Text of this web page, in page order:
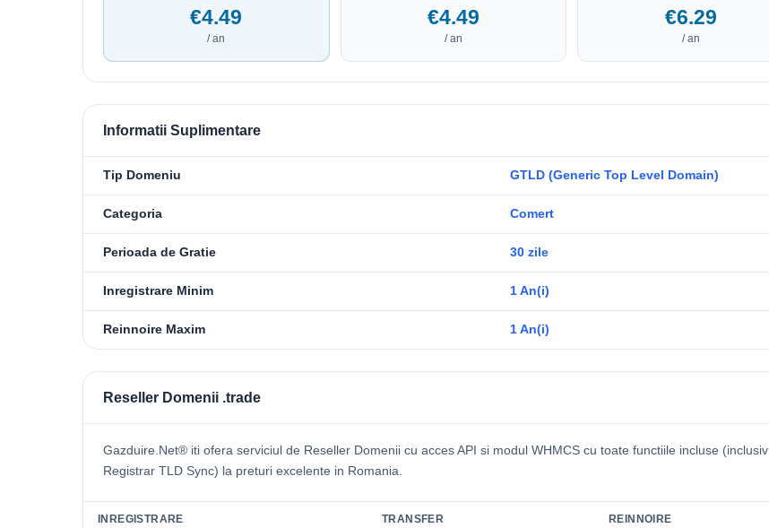
€4.49
/ an
€4.49
/ an
€6.29
/ an
Informatii Suplimentare
Tip Domeniu GTLD (Generic Top Level Domain)
Categoria Comert
Perioada de Gratie 30 zile
Inregistrare Minim 1 An(i)
Reinnoire Maxim 1 An(i)
Reseller Domenii .trade
Gazduire.Net® iti ofera serviciul de Reseller Domenii cu acces API si modul WHMCS cu toate functiile incluse (inclusiv
Registrar TLD Sync) la preturi excelente in Romania.
INREGISTRARE TRANSFER REINNOIRE